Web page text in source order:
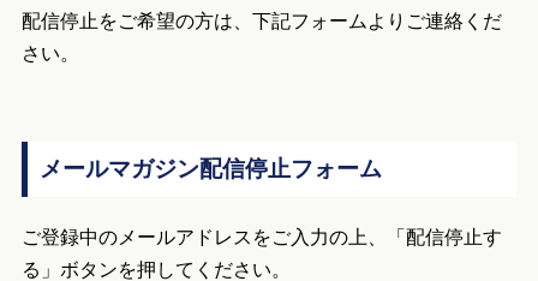
配信停止をご希望の方は、下記フォームよりご連絡くだ
さい。
メールマガジン配信停止フォーム
ご登録中のメールアドレスをご入力の上、「配信停止す
る」ボタンを押してください。